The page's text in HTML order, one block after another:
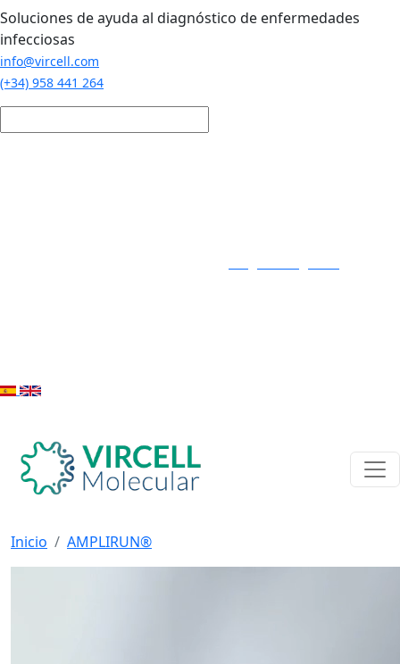
Pasar al contenido principal
Soluciones de ayuda al diagnóstico de enfermedades
infecciosas
info@vircell.com
(+34) 958 441 264
Inicio AMPLIRUN®